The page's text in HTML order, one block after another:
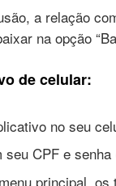
a relação
na opção
de celular:
no seu
seu CPF e
principal,